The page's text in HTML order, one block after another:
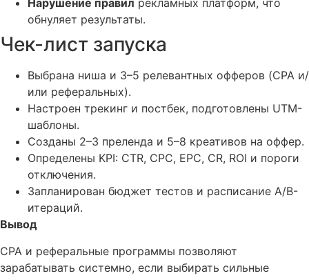
Нарушение правил рекламных платформ, что
обнуляет результаты.
Чек-лист запуска
Выбрана ниша и 3–5 релевантных офферов (CPA и/
или реферальных).
Настроен трекинг и постбек, подготовлены UTM-
шаблоны.
Созданы 2–3 преленда и 5–8 креативов на оффер.
Определены KPI: CTR, CPC, EPC, CR, ROI и пороги
отключения.
Запланирован бюджет тестов и расписание A/B-
итераций.
Вывод
CPA и реферальные программы позволяют
зарабатывать системно, если выбирать сильные